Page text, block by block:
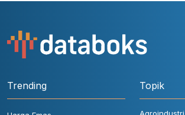
Trending Topik